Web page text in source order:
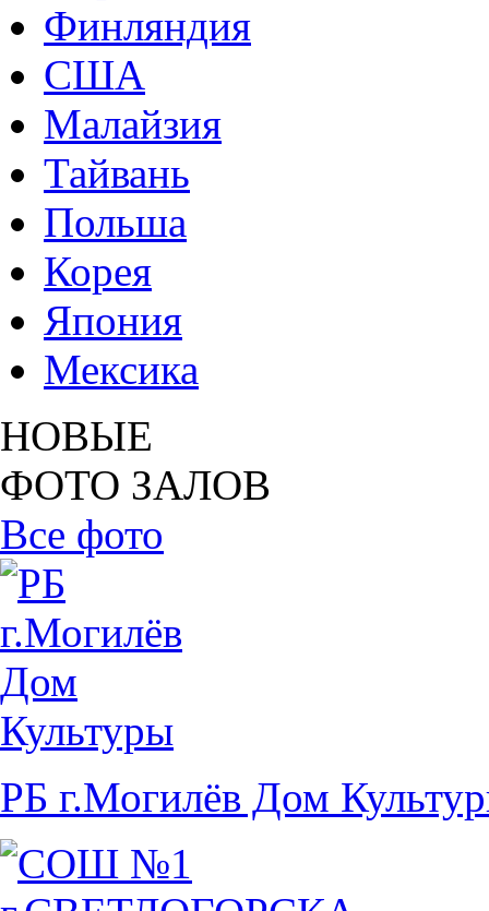
Финляндия
США
Малайзия
Тайвань
Польша
Корея
Япония
Мексика
НОВЫЕ
ФОТО ЗАЛОВ
Все фото
РБ г.Могилёв Дом